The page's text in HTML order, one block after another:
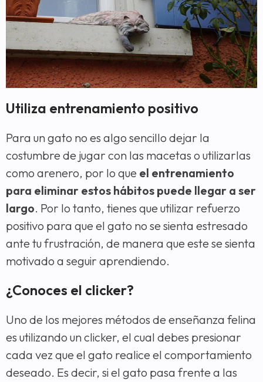
Utiliza entrenamiento positivo
Para un gato no es algo sencillo dejar la
costumbre de jugar con las macetas o utilizarlas
como arenero, por lo que el entrenamiento
para eliminar estos hábitos puede llegar a ser
largo. Por lo tanto, tienes que utilizar refuerzo
positivo para que el gato no se sienta estresado
ante tu frustración, de manera que este se sienta
motivado a seguir aprendiendo.
¿Conoces el clicker?
Uno de los mejores métodos de enseñanza felina
es utilizando un clicker, el cual debes presionar
cada vez que el gato realice el comportamiento
deseado. Es decir, si el gato pasa frente a las